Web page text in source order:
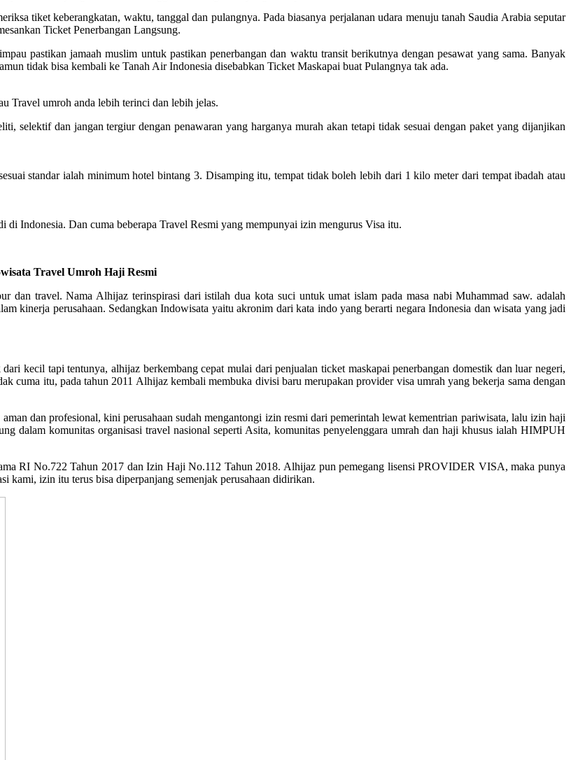
tiket keberangkatan, waktu, tanggal dan pulangnya. Pada biasanya perjalanan udara menuju tanah Saudia Arabia seputar
Ticket Penerbangan Langsung.
pastikan jamaah muslim untuk pastikan penerbangan dan waktu transit berikutnya dengan pesawat yang sama. Banyak
tidak bisa kembali ke Tanah Air Indonesia disebabkan Ticket Maskapai buat Pulangnya tak ada.
Travel umroh anda lebih terinci dan lebih jelas.
selektif dan jangan tergiur dengan penawaran yang harganya murah akan tetapi tidak sesuai dengan paket yang dijanjikan
standar ialah minimum hotel bintang 3. Disamping itu, tempat tidak boleh lebih dari 1 kilo meter dari tempat ibadah atau
Indonesia. Dan cuma beberapa Travel Resmi yang mempunyai izin mengurus Visa itu.
Travel Umroh Haji Resmi
dan travel. Nama Alhijaz terinspirasi dari istilah dua kota suci untuk umat islam pada masa nabi Muhammad saw. adalah
kinerja perusahaan. Sedangkan Indowisata yaitu akronim dari kata indo yang berarti negara Indonesia dan wisata yang jadi
kecil tapi tentunya, alhijaz berkembang cepat mulai dari penjualan ticket maskapai penerbangan domestik dan luar negeri,
cuma itu, pada tahun 2011 Alhijaz kembali membuka divisi baru merupakan provider visa umrah yang bekerja sama dengan
dan profesional, kini perusahaan sudah mengantongi izin resmi dari pemerintah lewat kementrian pariwisata, lalu izin haji
dalam komunitas organisasi travel nasional seperti Asita, komunitas penyelenggara umrah dan haji khusus ialah HIMPUH
RI No.722 Tahun 2017 dan Izin Haji No.112 Tahun 2018. Alhijaz pun pemegang lisensi PROVIDER VISA, maka punya
izin itu terus bisa diperpanjang semenjak perusahaan didirikan.